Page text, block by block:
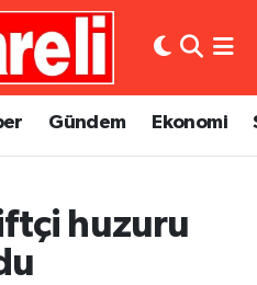
Gündem Ekonomi
huzuru
Haritası
ve Fikstür